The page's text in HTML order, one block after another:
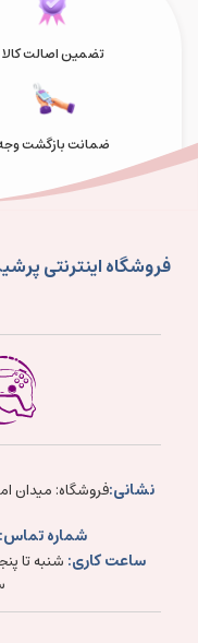
تضمین اصالت کالا
ضمانت بازگشت
فروشگاه اینترنتی
نشانی:فروشگاه: میدان
شماره تماس:
ساعت کاری: